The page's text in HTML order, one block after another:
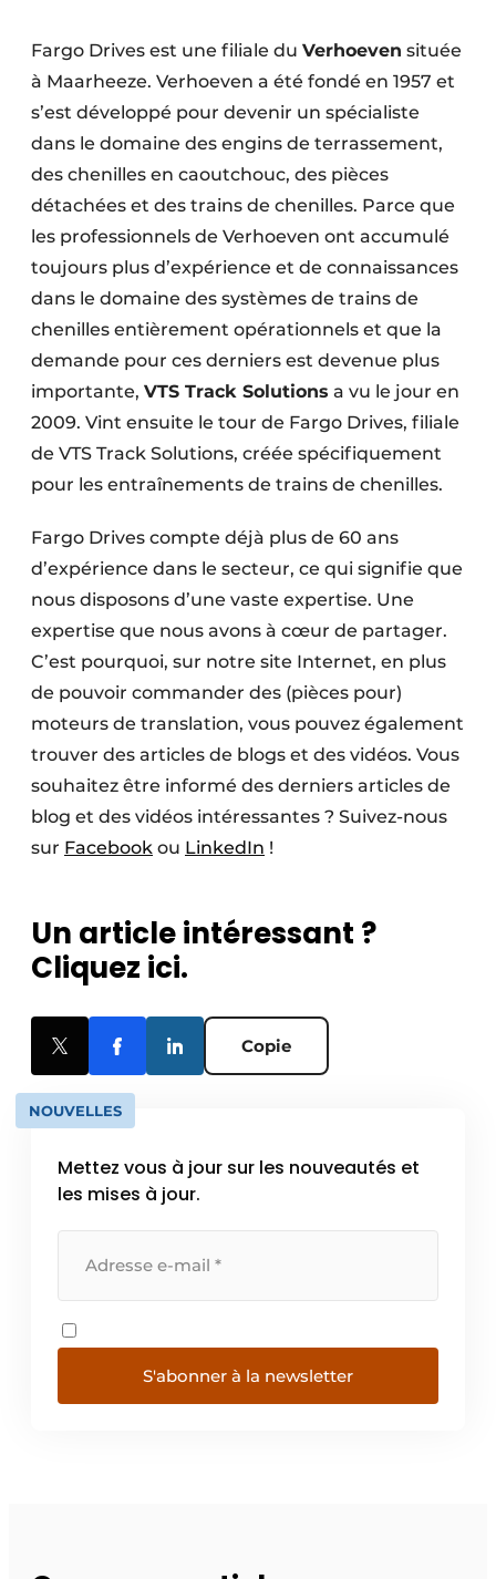
Fargo Drives est une filiale du Verhoeven située
à Maarheeze. Verhoeven a été fondé en 1957 et
s’est développé pour devenir un spécialiste
dans le domaine des engins de terrassement,
des chenilles en caoutchouc, des pièces
détachées et des trains de chenilles. Parce que
les professionnels de Verhoeven ont accumulé
toujours plus d’expérience et de connaissances
dans le domaine des systèmes de trains de
chenilles entièrement opérationnels et que la
demande pour ces derniers est devenue plus
importante, VTS Track Solutions a vu le jour en
2009. Vint ensuite le tour de Fargo Drives, filiale
de VTS Track Solutions, créée spécifiquement
pour les entraînements de trains de chenilles.
Fargo Drives compte déjà plus de 60 ans
d’expérience dans le secteur, ce qui signifie que
nous disposons d’une vaste expertise. Une
expertise que nous avons à cœur de partager.
C’est pourquoi, sur notre site Internet, en plus
de pouvoir commander des (pièces pour)
moteurs de translation, vous pouvez également
trouver des articles de blogs et des vidéos. Vous
souhaitez être informé des derniers articles de
blog et des vidéos intéressantes ? Suivez-nous
sur Facebook ou LinkedIn !
Un article intéressant ?
Cliquez ici.
Copie
NOUVELLES
Mettez vous à jour sur les nouveautés et
les mises à jour.
S'abonner à la newsletter